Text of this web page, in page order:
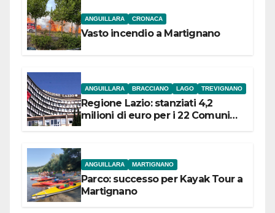
ANGUILLARA CRONACA
Vasto incendio a Martignano
ANGUILLARA BRACCIANO LAGO TREVIGNANO
Regione Lazio: stanziati 4,2
milioni di euro per i 22 Comuni
ANGUILLARA MARTIGNANO
Parco: successo per Kayak Tour a
Martignano